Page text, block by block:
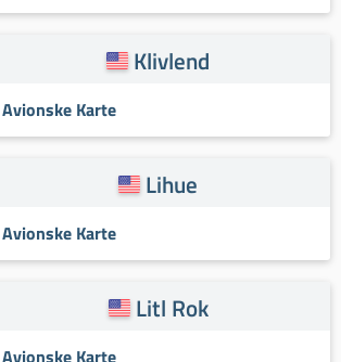
Klivlend
Avionske Karte
Lihue
Avionske Karte
Litl Rok
Avionske Karte